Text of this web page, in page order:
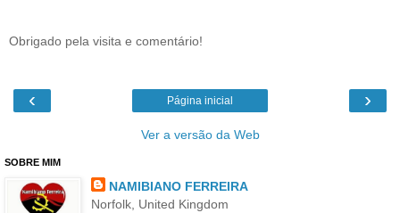
Obrigado pela visita e comentário!
‹ ›
Página inicial
Ver a versão da Web
SOBRE MIM
NAMIBIANO FERREIRA
Norfolk, United Kingdom